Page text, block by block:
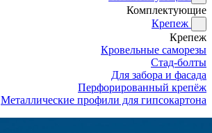
Комплектующие
Крепеж
Крепеж
Кровельные саморезы
Стад-болты
Для забора и фасада
Перфорированный крепёж
Металлические профили для гипсокартона